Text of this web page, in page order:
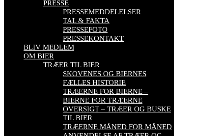
PRESSE
PRESSEMEDDELELSER
TAL & FAKTA
PRESSEFOTO
PRESSEKONTAKT
BLIV MEDLEM
OM BIER
TRÆER TIL BIER
SKOVENES OG BIERNES
FÆLLES HISTORIE
TRÆERNE FOR BIERNE –
BIERNE FOR TRÆERNE
OVERSIGT – TRÆER OG BUSKE
TIL BIER
TRÆERNE MÅNED FOR MÅNED